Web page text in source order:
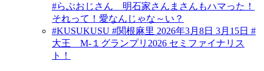
#らぶおじさん 明石家さんまさんもハマった！
それって！愛なんじゃな～い？
#KUSUKUSU #関根麻里 2026年3月8日 3月15日 #
大王 M-１グランプリ2026 セミファイナリス
ト！